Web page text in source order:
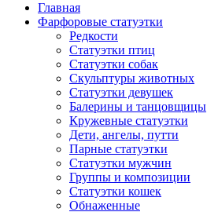
Главная
Фарфоровые статуэтки
Редкости
Cтатуэтки птиц
Cтатуэтки собак
Скульптуры животных
Статуэтки девушек
Балерины и танцовщицы
Кружевные статуэтки
Дети, ангелы, путти
Парные статуэтки
Статуэтки мужчин
Группы и композиции
Статуэтки кошек
Обнаженные